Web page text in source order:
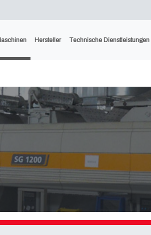
Hersteller Technische Dienstleistungen